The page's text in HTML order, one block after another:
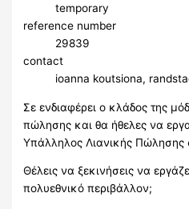
temporary
reference number
29839
contact
ioanna koutsiona,
Σε ενδιαφέρει o κλάδος της
πώλησης και θα ήθελες να
Υπάλληλος Λιανικής Πώλησης
Θέλεις να ξεκινήσεις να
πολυεθνικό περιβάλλον;